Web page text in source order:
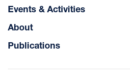
Events & Activities
About
Publications